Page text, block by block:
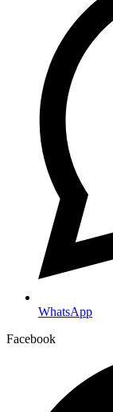
WhatsApp
Facebook